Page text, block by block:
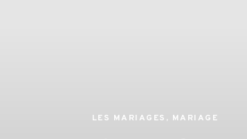
LES MARIAGES , MARIAGE